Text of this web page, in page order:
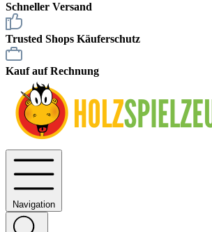
Schneller Versand
Trusted Shops Käuferschutz
Kauf auf Rechnung
Navigation